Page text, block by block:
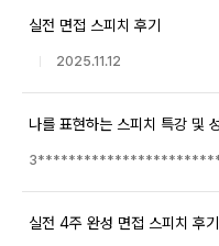
실전 면접 스피치 후기
2025.11.12
나를 표현하는 스피치 특강 및
실전 4주 완성 면접 스피치 후기